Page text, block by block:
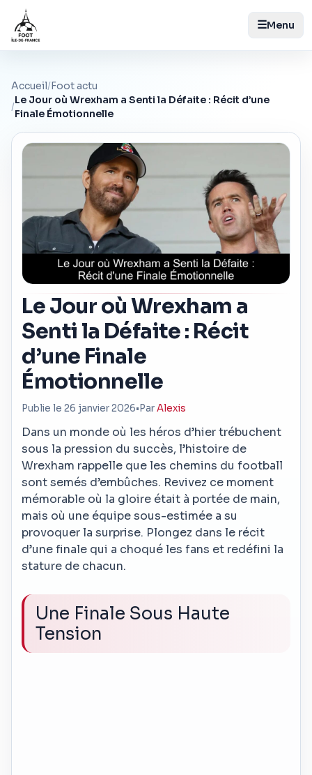
☰Menu
Accueil/Foot actu
/
Le Jour où Wrexham a Senti la Défaite : Récit d’une
Finale Émotionnelle
Le Jour où Wrexham a
Senti la Défaite : Récit
d’une Finale
Émotionnelle
Publie le 26 janvier 2026• ParAlexis
Dans un monde où les héros d’hier trébuchent
sous la pression du succès, l’histoire de
Wrexham rappelle que les chemins du football
sont semés d’embûches. Revivez ce moment
mémorable où la gloire était à portée de main,
mais où une équipe sous-estimée a su
provoquer la surprise. Plongez dans le récit
d’une finale qui a choqué les fans et redéfini la
stature de chacun.
Une Finale Sous Haute
Tension